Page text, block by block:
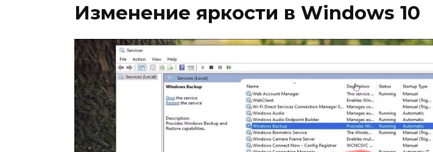
Изменение яркости в Windows 10